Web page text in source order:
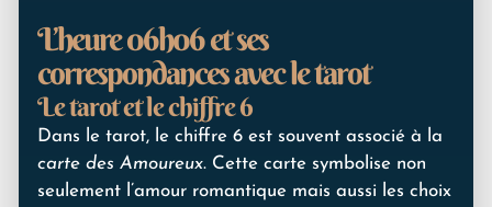
L’heure 06h06 et ses
correspondances avec le tarot
Le tarot et le chiffre 6
Dans le tarot, le chiffre 6 est souvent associé à la
carte des Amoureux. Cette carte symbolise non
seulement l’amour romantique mais aussi les choix